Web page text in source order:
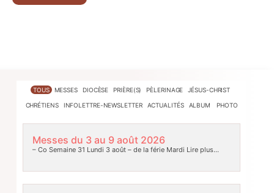
TOUS MESSES DIOCÈSE PRIÈRE(S) PÈLERINAGE JÉSUS-CHRIST
CHRÉTIENS INFOLETTRE-NEWSLETTER ACTUALITÉS ALBUM PHOTO
Messes du 3 au 9 août 2026
– Co Semaine 31 Lundi 3 août – de la férie Mardi Lire plus…